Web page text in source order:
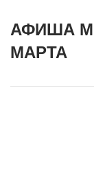
АФИША
МАРТА